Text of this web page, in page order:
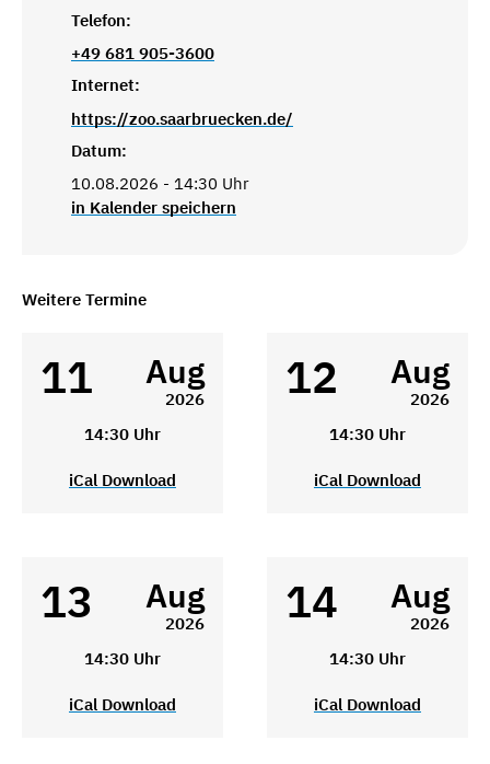
Telefon:
+49 681 905-3600
Internet:
https://zoo.saarbruecken.de/
Datum:
10.08.2026 - 14:30 Uhr
in Kalender speichern
Weitere Termine
11 Aug
2026
14:30 Uhr
iCal Download
12 Aug
2026
14:30 Uhr
iCal Download
13 Aug
2026
14:30 Uhr
iCal Download
14 Aug
2026
14:30 Uhr
iCal Download